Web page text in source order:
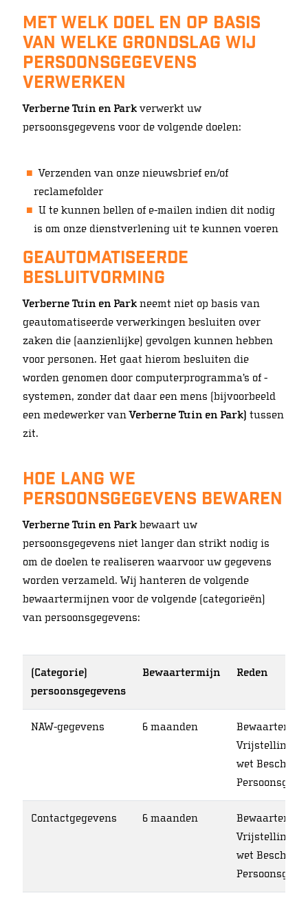
Met welk doel en op basis
van welke grondslag wij
persoonsgegevens
verwerken
Verberne Tuin en Parkverwerkt uw
persoonsgegevens voor de volgende doelen:
Verzenden van onze nieuwsbrief en/of
reclamefolder
U te kunnen bellen of e-mailen indien dit nodig
is om onze dienstverlening uit te kunnen voeren
Geautomatiseerde
besluitvorming
Verberne Tuin en Parkneemt niet op basis van
geautomatiseerde verwerkingen besluiten over
zaken die (aanzienlijke) gevolgen kunnen hebben
voor personen. Het gaat hierom besluiten die
worden genomen door computerprogramma’s of -
systemen, zonder dat daar een mens (bijvoorbeeld
een medewerker vanVerberne Tuin en Park) tussen
zit.
Hoe lang we
persoonsgegevens bewaren
Verberne Tuin en Parkbewaart uw
persoonsgegevens niet langer dan strikt nodig is
om de doelen te realiseren waarvoor uw gegevens
worden verzameld. Wij hanteren de volgende
bewaartermijnen voor de volgende (categorieën)
van persoonsgegevens:
(Categorie)
persoonsgegevens
Bewaartermijn Reden
NAW-gegevens 6 maanden
wet
Contactgegevens 6 maanden
wet